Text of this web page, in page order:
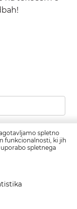
ki ga najdete
spletno
funkcionalnosti, ki jih
spletnega